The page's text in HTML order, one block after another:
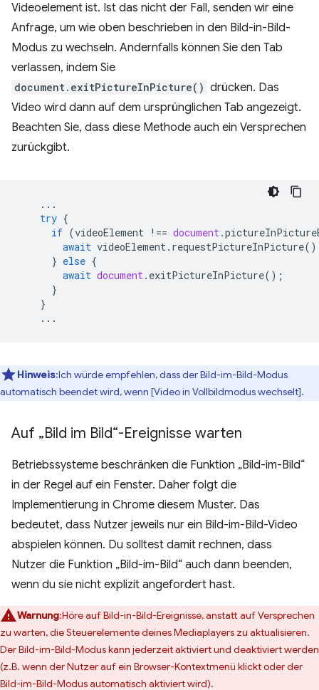
Videoelement ist. Ist das nicht der Fall, senden wir eine
Anfrage, um wie oben beschrieben in den Bild-in-Bild-
Modus zu wechseln. Andernfalls können Sie den Tab
verlassen, indem Sie
document.exitPictureInPicture() drücken. Das
Video wird dann auf dem ursprünglichen Tab angezeigt.
Beachten Sie, dass diese Methode auch ein Versprechen
zurückgibt.
...
try {
if (videoElement !== document.
await videoElement. requestPictureInPicture
} else {
await document. exitPictureInPicture();
}
}
...
Hinweis:Ich würde empfehlen, dass der Bild-im-Bild-Modus
automatisch beendet wird, wenn [Video in Vollbildmodus wechselt].
Auf „Bild im Bild“-Ereignisse warten
Betriebssysteme beschränken die Funktion „Bild-im-Bild“
in der Regel auf ein Fenster. Daher folgt die
Implementierung in Chrome diesem Muster. Das
bedeutet, dass Nutzer jeweils nur ein Bild-im-Bild-Video
abspielen können. Du solltest damit rechnen, dass
Nutzer die Funktion „Bild-im-Bild“ auch dann beenden,
wenn du sie nicht explizit angefordert hast.
Warnung:Höre auf Bild-in-Bild-Ereignisse, anstatt auf Versprechen
zu warten, die Steuerelemente deines Mediaplayers zu aktualisieren.
Der Bild-im-Bild-Modus kann jederzeit aktiviert und deaktiviert werden
(z.B. wenn der Nutzer auf ein Browser-Kontextmenü klickt oder der
Bild-im-Bild-Modus automatisch aktiviert wird).